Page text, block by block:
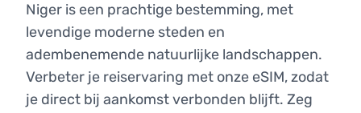
Niger is een prachtige bestemming, met
levendige moderne steden en
adembenemende natuurlijke landschappen.
Verbeter je reiservaring met onze eSIM, zodat
je direct bij aankomst verbonden blijft. Zeg